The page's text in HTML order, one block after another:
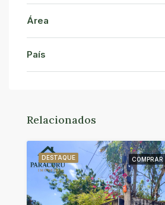
Área
País
Relacionados
DESTAQUE COMPRAR